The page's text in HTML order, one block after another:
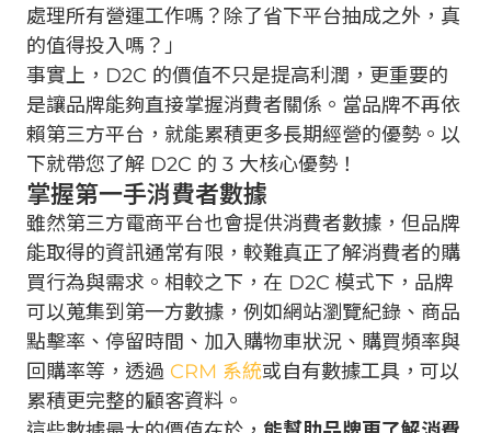
處理所有營運工作嗎？除了省下平台抽成之外，真
的值得投入嗎？」
事實上，D2C 的價值不只是提高利潤，更重要的
是讓品牌能夠直接掌握消費者關係。當品牌不再依
賴第三方平台，就能累積更多長期經營的優勢。以
下就帶您了解 D2C 的 3 大核心優勢！
掌握第一手消費者數據
雖然第三方電商平台也會提供消費者數據，但品牌
能取得的資訊通常有限，較難真正了解消費者的購
買行為與需求。相較之下，在 D2C 模式下，品牌
可以蒐集到第一方數據，例如網站瀏覽紀錄、商品
點擊率、停留時間、加入購物車狀況、購買頻率與
回購率等，透過 CRM 系統或自有數據工具，可以
累積更完整的顧客資料。